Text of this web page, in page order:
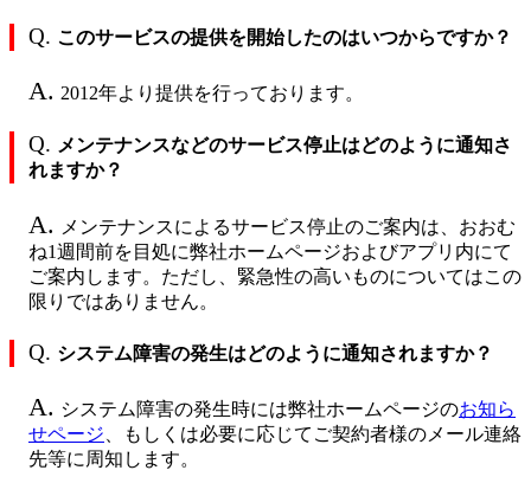
Q. このサービスの提供を開始したのはいつからですか？
A. 2012年より提供を行っております。
Q. メンテナンスなどのサービス停止はどのように通知さ
れますか？
A.
メンテナンスによるサービス停止のご案内は、おおむ
ね1週間前を目処に弊社ホームページおよびアプリ内にて
ご案内します。ただし、緊急性の高いものについてはこの
限りではありません。
Q. システム障害の発生はどのように通知されますか？
A. システム障害の発生時には弊社ホームページのお知ら
せページ 、もしくは必要に応じてご契約者様のメール連絡
先等に周知します。